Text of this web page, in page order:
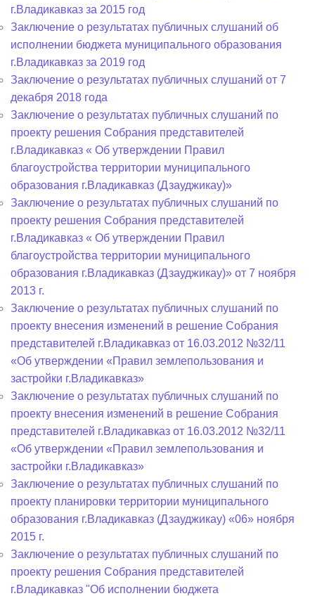
г.Владикавказ за 2015 год
Заключение о результатах публичных слушаний об
исполнении бюджета муниципального образования
г.Владикавказ за 2019 год
Заключение о результатах публичных слушаний от 7
декабря 2018 года
Заключение о результатах публичных слушаний по
проекту решения Собрания представителей
г.Владикавказ « Об утверждении Правил
благоустройства территории муниципального
образования г.Владикавказ (Дзауджикау)»
Заключение о результатах публичных слушаний по
проекту решения Собрания представителей
г.Владикавказ « Об утверждении Правил
благоустройства территории муниципального
образования г.Владикавказ (Дзауджикау)» от 7 ноября
2013 г.
Заключение о результатах публичных слушаний по
проекту внесения изменений в решение Собрания
представителей г.Владикавказ от 16.03.2012 №32/11
«Об утверждении «Правил землепользования и
застройки г.Владикавказ»
Заключение о результатах публичных слушаний по
проекту внесения изменений в решение Собрания
представителей г.Владикавказ от 16.03.2012 №32/11
«Об утверждении «Правил землепользования и
застройки г.Владикавказ»
Заключение о результатах публичных слушаний по
проекту планировки территории муниципального
образования г.Владикавказ (Дзауджикау) «06» ноября
2015 г.
Заключение о результатах публичных слушаний по
проекту решения Собрания представителей
г.Владикавказ "Об исполнении бюджета